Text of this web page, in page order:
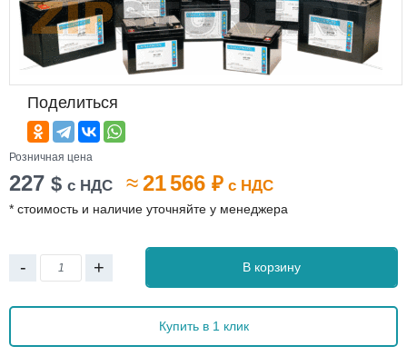
Поделиться
Розничная цена
227 $ с НДС ≈21 566 ₽ с НДС
* стоимость и наличие уточняйте у менеджера
- + В корзину
Купить в 1 клик